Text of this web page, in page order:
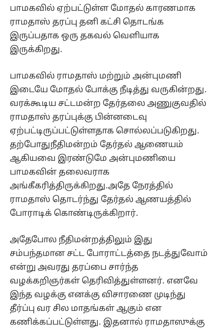
பாமகவில் ஏற்பட்டுள்ள மோதல் காரணமாக
ராமதாஸ் தரப்பு தனி கட்சி தொடங்க
இருப்பதாக ஒரு தகவல் வெளியாக
இருக்கிறது.
பாமகவில் ராமதாஸ் மற்றும் அன்புமணி
இடையே மோதல் போக்கு நீடித்து வருகின்றது.
வரக்கூடிய சட்டமன்ற தேர்தலை அணுகுவதில்
ராமதாஸ் தரப்புக்கு பின்னடைவு
ஏற்பட்டிருப்பட்டுள்ளதாக சொல்லப்படுகிறது.
தற்போதுநீதிமன்றம் தேர்தல் ஆணையம்
ஆகியவை இரண்டுமே அன்புமணியை
பாமகவின் தலைவராக
அங்கீகரித்திருக்கிறது.அதே நேரத்தில்
ராமதாஸ் தொடர்ந்து தேர்தல் ஆணயத்தில்
போராடிக் கொண்டிருக்கிறார்.
அதேபோல நீதிமன்றத்திலும் இது
சம்பந்தமான சட்ட போராட்டத்தை நடத்துவோம்
என்று அவரது தரப்பை சார்ந்த
வழக்கறிஞர்கள் தெரிவித்துள்ளனர். எனவே
இந்த வழக்கு எனக்கு விசாரணை முடிந்து
தீர்ப்பு வர சில மாதங்கள் ஆகும் என
கணிக்கப்பட்டுள்ளது. இதனால் ராமதாஸுக்கு